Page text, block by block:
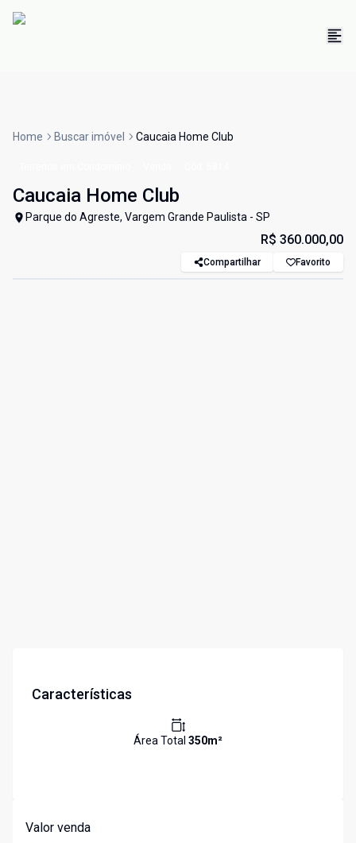
Home Buscar imóvel Caucaia Home Club
Caucaia Home Club
Parque do Agreste, Vargem Grande Paulista - SP
R$ 360.000,00
Compartilhar Favorito
Características
Área Total 350m²
Valor venda